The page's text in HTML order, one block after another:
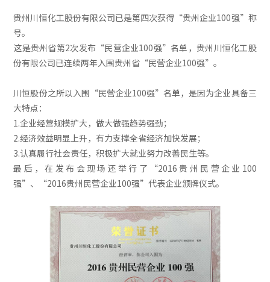
贵州川恒化工股份有限公司已是第四次获得“贵州企业100强”称
号。
这是贵州省第2次发布“民营企业100强”名单，贵州川恒化工股
份有限公司已连续两年入围贵州省“民营企业100强”。
川恒股份之所以入围“民营企业100强”名单，是因为企业具备三
大特点：
1.企业经营规模扩大，做大做强趋势强劲；
2.经济效益明显上升，有力支撑全省经济加快发展；
3.认真履行社会责任，积极扩大就业努力改善民生等。
最后，在发布会现场还举行了“2016贵州民营企业100
强”、“2016贵州民营企业100强”代表企业颁牌仪式。